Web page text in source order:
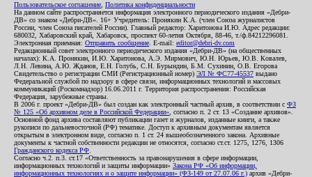
Пользовательское соглашение Политика конфиденциальности
На данном сайте распространяется информация электронного периодического издания «Дебри-
ДВ» со знаком «Дебри-ДВ». 16+ Учредитель: Пронякин К.А. (член Союза журналистов
России, член Союза писателей России). Главный редактор: Харитонова И.Ю. Адрес редакции:
680032, Хабаровский край, Хабаровск, проспект 60-летия Октября, 88-46, т./ф.84212296081.
Электронная приемная: Отправить сообщение . E-mail: editor@debri-dv.com
Редакционный совет электронного периодического издания «Дебри-ДВ» (на общественных
началах): К.А. Пронякин, И.Ю. Харитонова, А.Э. Мирмович, Ю.Н. Юрьев, Ю.В. Ковалев,
Л.Н. Левина, А.Ю. Жданов, Е.Н. Голубь, С.Н. Бурындин, Б.М. Сухинин, О.В. Егорова
Свидетельство о регистрации СМИ (Регистрационный номер) ЭЛ № ФС77-45537 выдано
Федеральной службой по надзору в сфере связи, информационных технологий и массовых
коммуникаций (Роскомнадзор) 16.06.2011 г. Территория распространения: Российская
Федерация, зарубежные страны.
В 2006 г. проект «Дебри-ДВ» был создан как электронный частный архив, в соответствии с ФЗ
№ 125 «Об архивном деле в Российской Федерации» , согласно п. 2 ст. 13 «Создание архивов».
Основной фонд архива составляют публикации газет и журналов, изданные книги, а также
рукописи по дальневосточной (РФ) тематике. Доступ к архивным документам является
открытым в электронном виде, согласно п. 1 ст. 24 вышеобозначенного закона. Архивные
документы к частной собственности редакции не относятся, согласно ст.ст. 1275, 1276, 1306
Гражданского кодекса РФ
Согласно ч.2. п.3. ст.17 «Ответственность за правонарушения в сфере информации,
информационных технологий и защиты информации» Закона РФ «Об информации,
информационных технологиях и о защите информации» (ФЗ-149 от 27.07.06 г.) архив «Дебри-